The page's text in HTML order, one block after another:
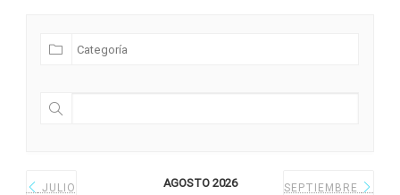
JULIO AGOSTO 2026 SEPTIEMBRE